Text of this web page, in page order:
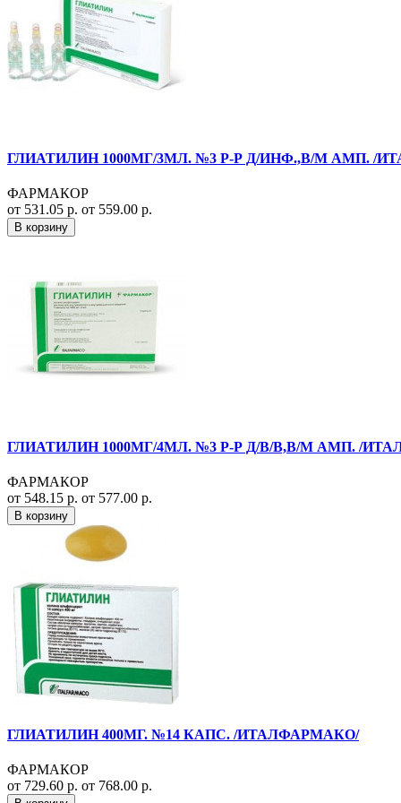
ГЛИАТИЛИН 1000МГ/3МЛ. №3 Р-Р Д/ИНФ.,В/М АМП. /
ФАРМАКОР
от 531.05 р. от 559.00 р.
В корзину
ГЛИАТИЛИН 1000МГ/4МЛ. №3 Р-Р Д/В/В,В/М АМП. /
ФАРМАКОР
от 548.15 р. от 577.00 р.
В корзину
ГЛИАТИЛИН 400МГ. №14 КАПС. /ИТАЛФАРМАКО/
ФАРМАКОР
от 729.60 р. от 768.00 р.